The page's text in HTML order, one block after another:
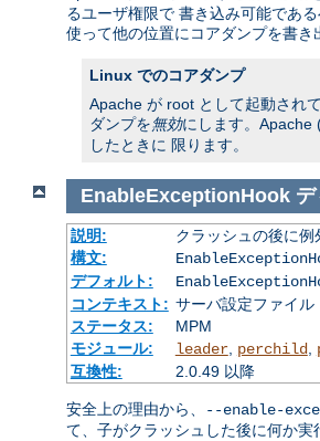
るユーザ権限で 書き込み可能であ
使って他の位置にコアダンプを書き
Linux でのコアダンプ
Apache が root として起動され
ダンプを無効にします。Apache
したときに 限ります。
EnableExceptionHook
説明:
クラッシュの後に
構文:
デフォルト:
コンテキスト: サーバ設定ファイル
ステータス:
MPM
モジュール:
leader, perchild,
互換性:
2.0.49 以降
安全上の理由から、 --enable-
て、子がクラッシュした後に何か実